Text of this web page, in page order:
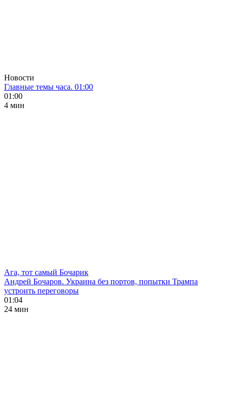
Новости
Главные темы часа. 01:00
01:00
4 мин
Ага, тот самый Бочарик
Андрей Бочаров. Украина без портов, попытки Трампа
устроить переговоры
01:04
24 мин